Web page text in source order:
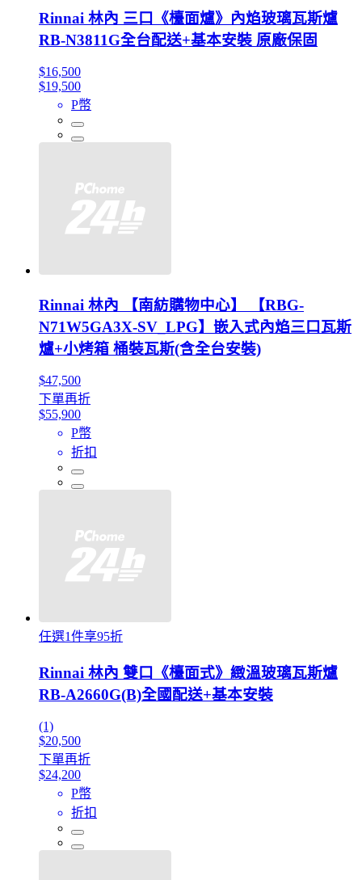
Rinnai 林內 三口《檯面爐》內焰玻璃瓦斯爐
RB-N3811G全台配送+基本安裝 原廠保固
$16,500
$19,500
P幣
Rinnai 林內 【南紡購物中心】 【RBG-
N71W5GA3X-SV_LPG】嵌入式內焰三口瓦斯
爐+小烤箱 桶裝瓦斯(含全台安裝)
$47,500
下單再折
$55,900
P幣
折扣
任選1件享95折
Rinnai 林內 雙口《檯面式》緻溫玻璃瓦斯爐
RB-A2660G(B)全國配送+基本安裝
(1)
$20,500
下單再折
$24,200
P幣
折扣